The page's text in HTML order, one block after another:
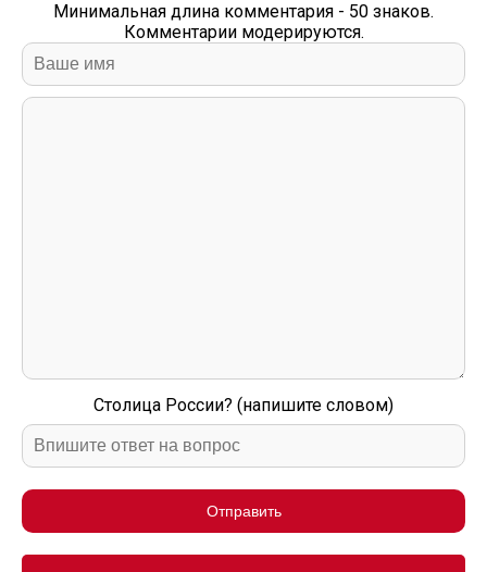
Минимальная длина комментария - 50 знаков.
Комментарии модерируются.
Столица России? (напишите словом)
Отправить